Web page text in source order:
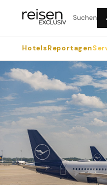
Suchen
HotelsReportagen